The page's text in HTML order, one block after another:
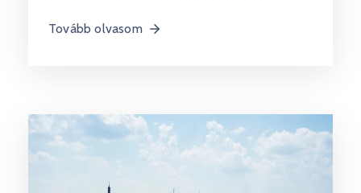
Tovább olvasom